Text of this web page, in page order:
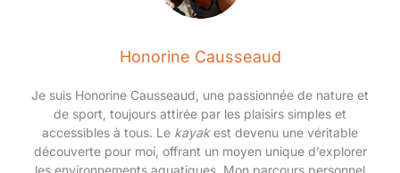
stabilité pour améliorer
kayak, la pagaie de kayak
en 4 parties est
Une excellente
manœuvrabilité et une
grande stabilité peuvent
vous permettre de
Honorine Causseaud
Je suis Honorine Causseaud, une passionnée de nature et
de sport, toujours attirée par les plaisirs simples et
accessibles à tous. Le kayakest devenu une véritable
découverte pour moi, offrant un moyen unique d’explorer
les environnements aquatiques. Mon parcours personnel